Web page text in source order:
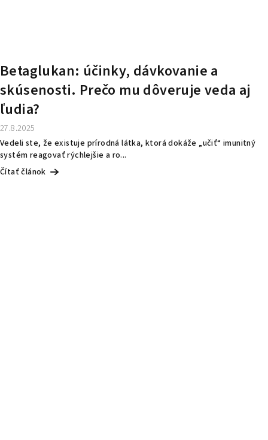
Betaglukan: účinky, dávkovanie a
skúsenosti. Prečo mu dôveruje veda aj
ľudia?
27.8.2025
Vedeli ste, že existuje prírodná látka, ktorá dokáže „učiť“ imunitný
systém reagovať rýchlejšie a ro...
Čítať článok